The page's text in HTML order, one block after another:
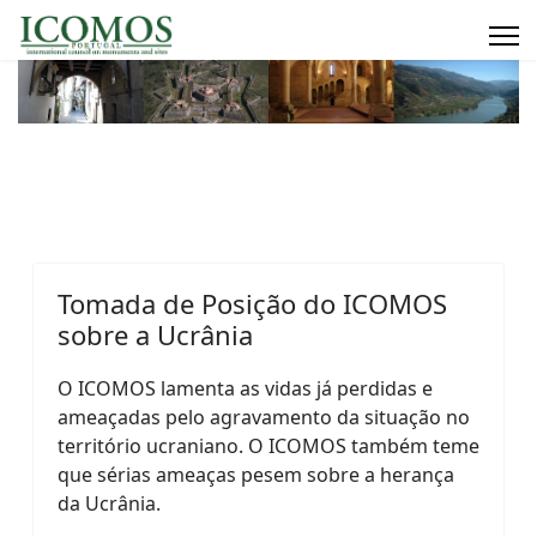
Tomada de Posição do ICOMOS
sobre a Ucrânia
O ICOMOS lamenta as vidas já perdidas e
ameaçadas pelo agravamento da situação no
território ucraniano. O ICOMOS também teme
que sérias ameaças pesem sobre a herança
da Ucrânia.